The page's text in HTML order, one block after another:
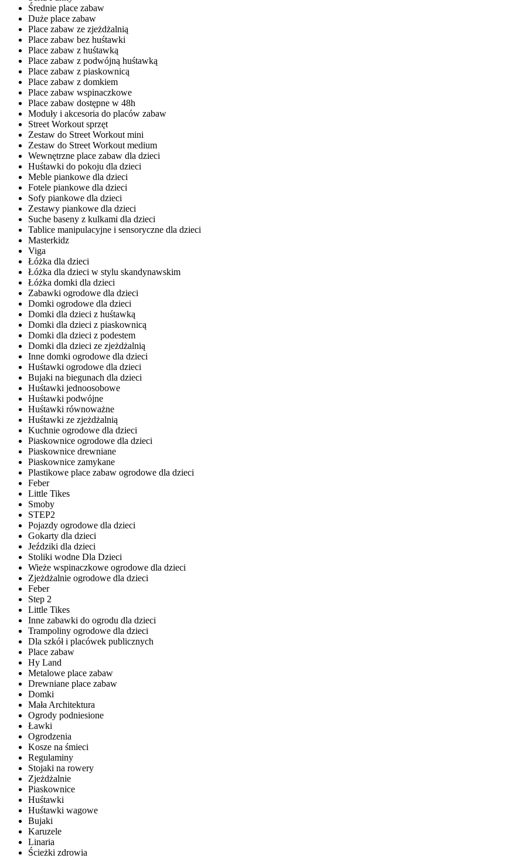
Średnie place zabaw
Duże place zabaw
Place zabaw ze zjeżdżalnią
Place zabaw bez huśtawki
Place zabaw z huśtawką
Place zabaw z podwójną huśtawką
Place zabaw z piaskownicą
Place zabaw z domkiem
Place zabaw wspinaczkowe
Place zabaw dostępne w 48h
Moduły i akcesoria do placów zabaw
Street Workout sprzęt
Zestaw do Street Workout mini
Zestaw do Street Workout medium
Wewnętrzne place zabaw dla dzieci
Huśtawki do pokoju dla dzieci
Meble piankowe dla dzieci
Fotele piankowe dla dzieci
Sofy piankowe dla dzieci
Zestawy piankowe dla dzieci
Suche baseny z kulkami dla dzieci
Tablice manipulacyjne i sensoryczne dla dzieci
Masterkidz
Viga
Łóżka dla dzieci
Łóżka dla dzieci w stylu skandynawskim
Łóżka domki dla dzieci
Zabawki ogrodowe dla dzieci
Domki ogrodowe dla dzieci
Domki dla dzieci z huśtawką
Domki dla dzieci z piaskownicą
Domki dla dzieci z podestem
Domki dla dzieci ze zjeżdżalnią
Inne domki ogrodowe dla dzieci
Huśtawki ogrodowe dla dzieci
Bujaki na biegunach dla dzieci
Huśtawki jednoosobowe
Huśtawki podwójne
Huśtawki równoważne
Huśtawki ze zjeżdżalnią
Kuchnie ogrodowe dla dzieci
Piaskownice ogrodowe dla dzieci
Piaskownice drewniane
Piaskownice zamykane
Plastikowe place zabaw ogrodowe dla dzieci
Feber
Little Tikes
Smoby
STEP2
Pojazdy ogrodowe dla dzieci
Gokarty dla dzieci
Jeździki dla dzieci
Stoliki wodne Dla Dzieci
Wieże wspinaczkowe ogrodowe dla dzieci
Zjeżdżalnie ogrodowe dla dzieci
Feber
Step 2
Little Tikes
Inne zabawki do ogrodu dla dzieci
Trampoliny ogrodowe dla dzieci
Dla szkół i placówek publicznych
Place zabaw
Hy Land
Metalowe place zabaw
Drewniane place zabaw
Domki
Mała Architektura
Ogrody podniesione
Ławki
Ogrodzenia
Kosze na śmieci
Regulaminy
Stojaki na rowery
Zjeżdżalnie
Piaskownice
Huśtawki
Huśtawki wagowe
Bujaki
Karuzele
Linaria
Ścieżki zdrowia